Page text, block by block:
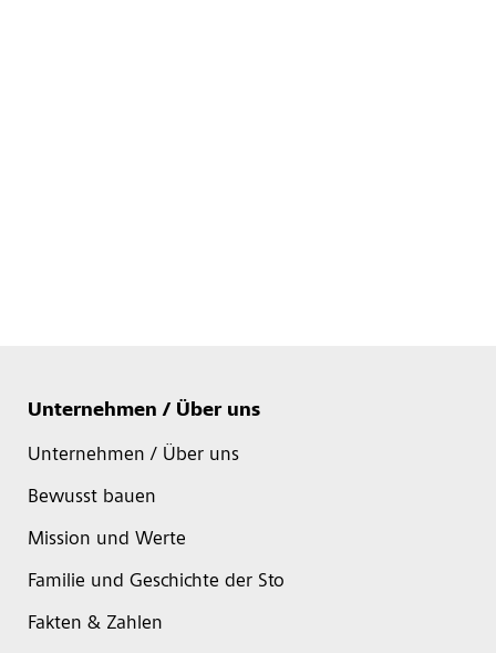
Unternehmen / Über uns
Unternehmen / Über uns
Bewusst bauen
Mission und Werte
Familie und Geschichte der Sto
Fakten & Zahlen